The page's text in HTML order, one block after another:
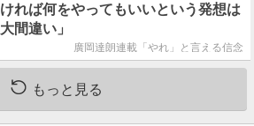
ければ何をやってもいいという発想は
大間違い」
廣岡達朗連載「やれ」と言える信念
もっと見る